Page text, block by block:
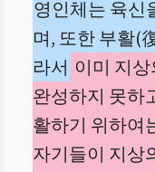
영인체는 육신
며, 또한 부활(
라서 이미 지
완성하지 못하
활하기 위하여
자기들이 지상